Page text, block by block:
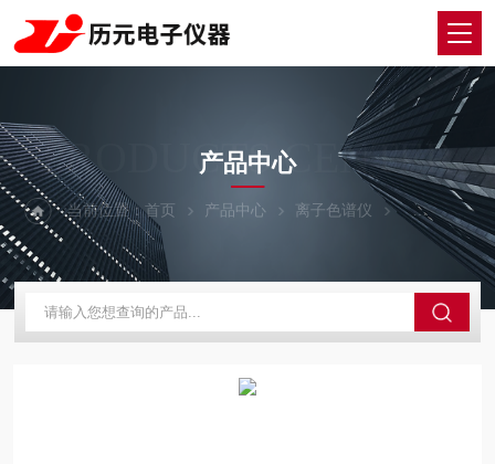
PRODUCTS CENTER
产品中心
当前位置：首页 产品中心 离子色谱仪 EP-2000DD